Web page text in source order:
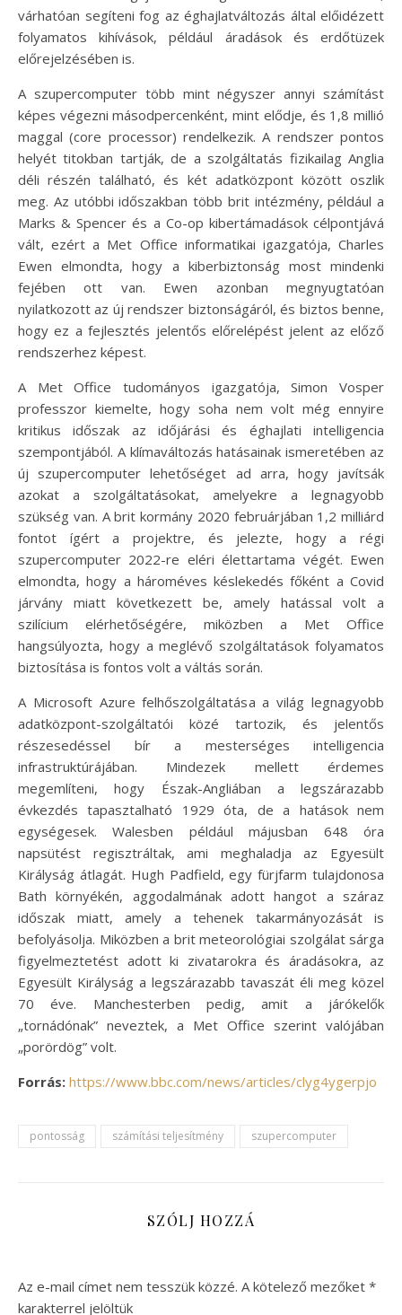
várhatóan segíteni fog az éghajlatváltozás által előidézett
folyamatos kihívások, például áradások és erdőtüzek
előrejelzésében is.
A szupercomputer több mint négyszer annyi számítást
képes végezni másodpercenként, mint elődje, és 1,8 millió
maggal (core processor) rendelkezik. A rendszer pontos
helyét titokban tartják, de a szolgáltatás fizikailag Anglia
déli részén található, és két adatközpont között oszlik
meg. Az utóbbi időszakban több brit intézmény, például a
Marks & Spencer és a Co-op kibertámadások célpontjává
vált, ezért a Met Office informatikai igazgatója, Charles
Ewen elmondta, hogy a kiberbiztonság most mindenki
fejében ott van. Ewen azonban megnyugtatóan
nyilatkozott az új rendszer biztonságáról, és biztos benne,
hogy ez a fejlesztés jelentős előrelépést jelent az előző
rendszerhez képest.
A Met Office tudományos igazgatója, Simon Vosper
professzor kiemelte, hogy soha nem volt még ennyire
kritikus időszak az időjárási és éghajlati intelligencia
szempontjából. A klímaváltozás hatásainak ismeretében az
új szupercomputer lehetőséget ad arra, hogy javítsák
azokat a szolgáltatásokat, amelyekre a legnagyobb
szükség van. A brit kormány 2020 februárjában 1,2 milliárd
fontot ígért a projektre, és jelezte, hogy a régi
szupercomputer 2022-re eléri élettartama végét. Ewen
elmondta, hogy a hároméves késlekedés főként a Covid
járvány miatt következett be, amely hatással volt a
szilícium elérhetőségére, miközben a Met Office
hangsúlyozta, hogy a meglévő szolgáltatások folyamatos
biztosítása is fontos volt a váltás során.
A Microsoft Azure felhőszolgáltatása a világ legnagyobb
adatközpont-szolgáltatói közé tartozik, és jelentős
részesedéssel bír a mesterséges intelligencia
infrastruktúrájában. Mindezek mellett érdemes
megemlíteni, hogy Észak-Angliában a legszárazabb
évkezdés tapasztalható 1929 óta, de a hatások nem
egységesek. Walesben például májusban 648 óra
napsütést regisztráltak, ami meghaladja az Egyesült
Királyság átlagát. Hugh Padfield, egy fürjfarm tulajdonosa
Bath környékén, aggodalmának adott hangot a száraz
időszak miatt, amely a tehenek takarmányozását is
befolyásolja. Miközben a brit meteorológiai szolgálat sárga
figyelmeztetést adott ki zivatarokra és áradásokra, az
Egyesült Királyság a legszárazabb tavaszát éli meg közel
70 éve. Manchesterben pedig, amit a járókelők
„tornádónak” neveztek, a Met Office szerint valójában
„porördög” volt.
Forrás: https://www.bbc.com/news/articles/clyg4ygerpjo
pontosság számítási teljesítmény szupercomputer
SZÓLJ HOZZÁ
Az e-mail címet nem tesszük közzé. A kötelező mezőket *
karakterrel jelöltük